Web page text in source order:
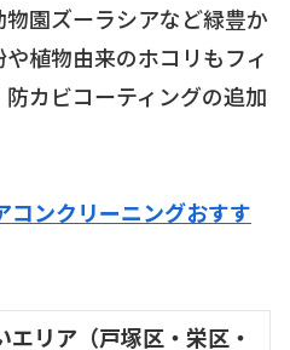
園ズーラシアなど緑豊か
植物由来のホコリもフィ
カビコーティングの追加
コンクリーニングおすす
リア（戸塚区・栄区・